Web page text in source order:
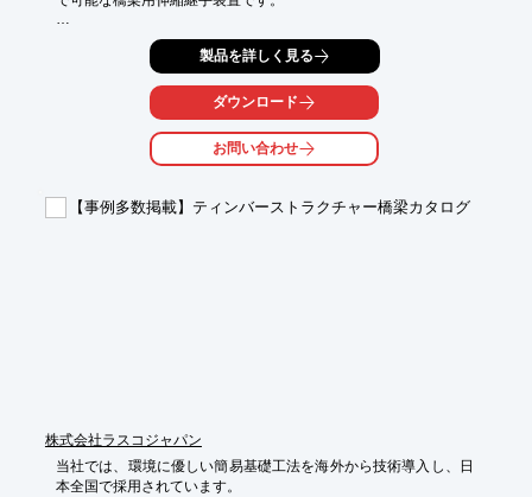
アンカーバーと鉄筋アンカー筋を溶接するため頑固な構造となっ
補修、新設の区別なく使用できるほか、軽量のため非常に良い施
なっております。
また、構造が単純であり、高弾性目地材、側板共に耐久性に優れ
【特長】
製品を詳しく見る
ダウンロード
お問い合わせ
【事例多数掲載】ティンバーストラクチャー橋梁カタログ
株式会社ラスコジャパン
当社では、環境に優しい簡易基礎工法を海外から技術導入し、日
本全国で採用されています。